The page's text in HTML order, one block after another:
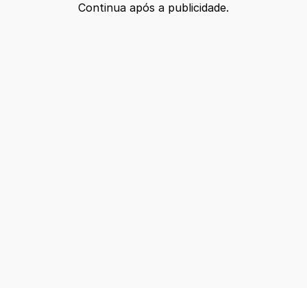
Continua após a publicidade.